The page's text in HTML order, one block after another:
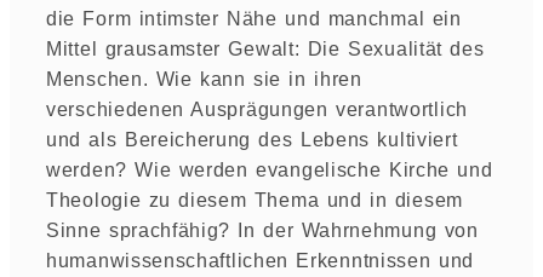
die Form intimster Nähe und manchmal ein
Mittel grausamster Gewalt: Die Sexualität des
Menschen. Wie kann sie in ihren
verschiedenen Ausprägungen verantwortlich
und als Bereicherung des Lebens kultiviert
werden? Wie werden evangelische Kirche und
Theologie zu diesem Thema und in diesem
Sinne sprachfähig? In der Wahrnehmung von
humanwissenschaftlichen Erkenntnissen und